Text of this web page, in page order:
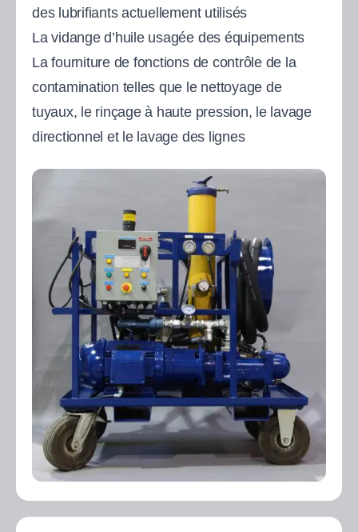
des lubrifiants actuellement utilisés
La vidange d’huile usagée des équipements
La fourniture de fonctions de contrôle de la
contamination telles que le nettoyage de
tuyaux, le rinçage à haute pression, le lavage
directionnel et le lavage des lignes